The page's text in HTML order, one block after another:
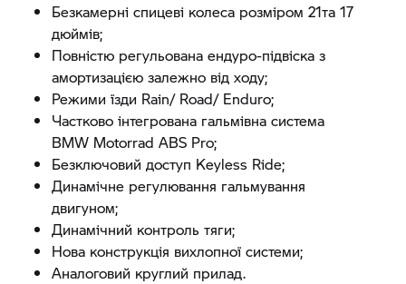
Безкамерні спицеві колеса розміром 21та 17
дюймів;
Повністю регульована ендуро-підвіска з
амортизацією залежно від ходу;
Режими їзди Rain/ Road/ Enduro;
Частково інтегрована гальмівна система
BMW Motorrad ABS Pro;
Безключовий доступ Keyless Ride;
Динамічне регулювання гальмування
двигуном;
Динамічний контроль тяги;
Нова конструкція вихлопної системи;
Аналоговий круглий прилад.